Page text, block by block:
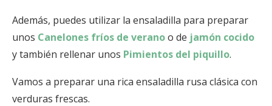
Además, puedes utilizar la ensaladilla para preparar
unos Canelones fríos de veranoo de jamón cocido
y también rellenar unos Pimientos del piquillo.
Vamos a preparar una rica ensaladilla rusa clásica con
verduras frescas.